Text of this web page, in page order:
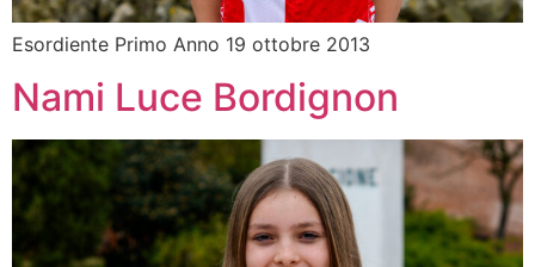
Esordiente Primo Anno 19 ottobre 2013
Nami Luce Bordignon